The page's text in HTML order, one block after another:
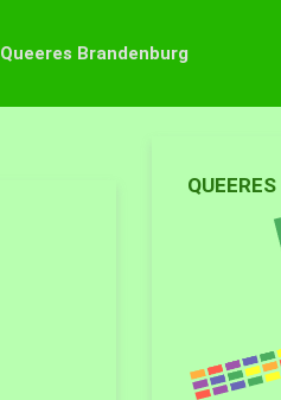
Queeres Brandenburg